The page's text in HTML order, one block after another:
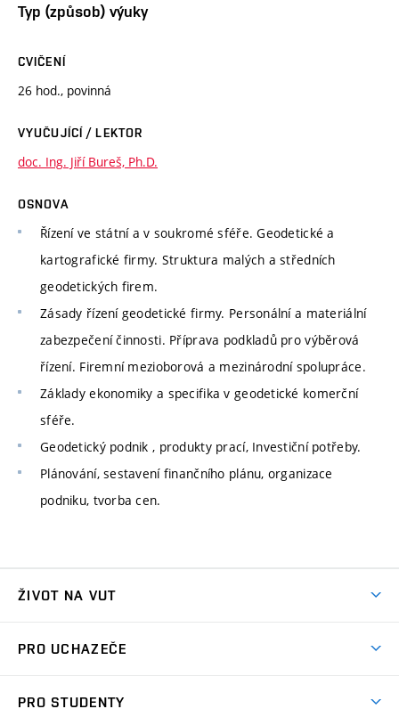
Typ (způsob) výuky
CVIČENÍ
26 hod., povinná
VYUČUJÍCÍ / LEKTOR
doc. Ing. Jiří Bureš, Ph.D.
OSNOVA
Řízení ve státní a v soukromé sféře. Geodetické a
kartografické firmy. Struktura malých a středních
geodetických firem.
Zásady řízení geodetické firmy. Personální a materiální
zabezpečení činnosti. Příprava podkladů pro výběrová
řízení. Firemní mezioborová a mezinárodní spolupráce.
Základy ekonomiky a specifika v geodetické komerční
sféře.
Geodetický podnik , produkty prací, Investiční potřeby.
Plánování, sestavení finančního plánu, organizace
podniku, tvorba cen.
ŽIVOT NA VUT
Koleje
PRO UCHAZEČE
PRO STUDENTY